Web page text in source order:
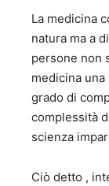
La medicina
natura ma a
persone non
medicina
grado di
complessità
scienza
Ciò detto ,